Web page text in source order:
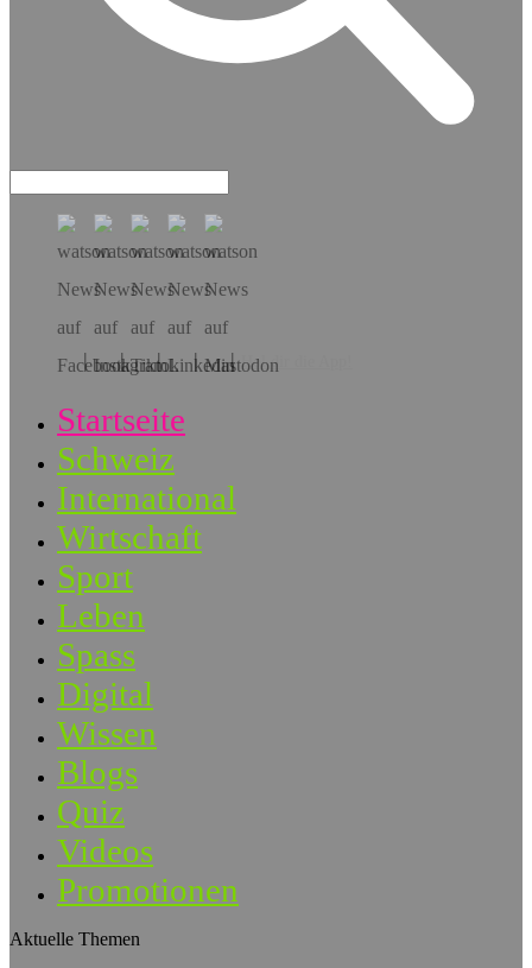
Hol dir die App!
Startseite
Schweiz
International
Wirtschaft
Sport
Leben
Spass
Digital
Wissen
Blogs
Quiz
Videos
Promotionen
Aktuelle Themen